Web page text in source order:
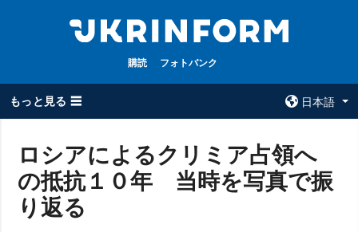
購読 フォトバンク
もっと見る ☰
日本語
全てのトピック
戦争
ウクルインフォ
ルム
ロシアによるクリミア占領へ
の抵抗１０年 当時を写真で振
り返る